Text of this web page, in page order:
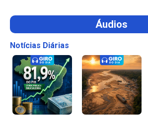
Áudios
Notícias Diárias